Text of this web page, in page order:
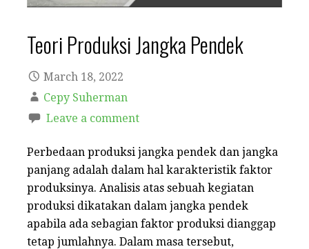
Teori Produksi Jangka Pendek
March 18, 2022
Cepy Suherman
Leave a comment
Perbedaan produksi jangka pendek dan jangka
panjang adalah dalam hal karakteristik faktor
produksinya. Analisis atas sebuah kegiatan
produksi dikatakan dalam jangka pendek
apabila ada sebagian faktor produksi dianggap
tetap jumlahnya. Dalam masa tersebut,